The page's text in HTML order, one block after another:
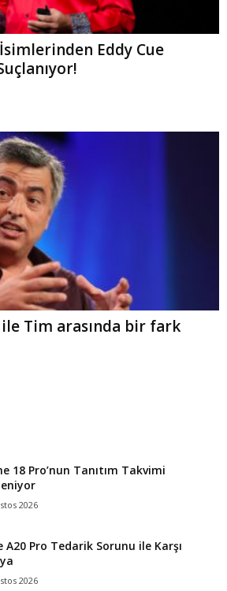
İsimlerinden Eddy Cue
ile Tim arasında bir fark
18 Pro’nun Tanıtım Takvimi
2026
A20 Pro Tedarik Sorunu ile Karşı
2026